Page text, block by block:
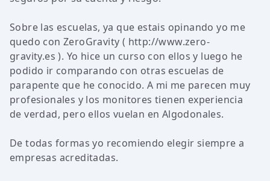
Sobre las escuelas, ya que estais opinando yo me
quedo con ZeroGravity ( http://www.zero-
gravity.es ). Yo hice un curso con ellos y luego he
podido ir comparando con otras escuelas de
parapente que he conocido. A mi me parecen muy
profesionales y los monitores tienen experiencia
de verdad, pero ellos vuelan en Algodonales.
De todas formas yo recomiendo elegir siempre a
empresas acreditadas.